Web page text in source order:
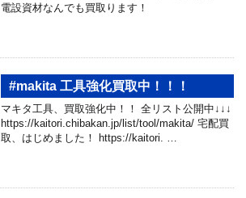
電設資材なんでも買取ります！
#makita 工具強化買取中！！！
マキタ工具、買取強化中！！ 全リスト公開中↓↓↓
https://kaitori.chibakan.jp/list/tool/makita/ 宅配買
取、はじめました！ https://kaitori. …